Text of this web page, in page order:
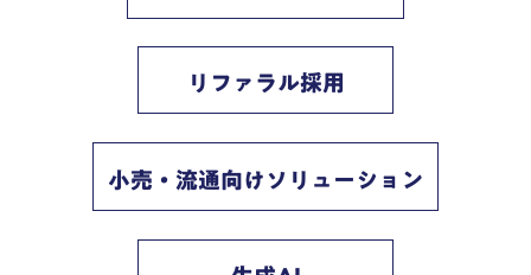
リファラル採用
小売・流通向けソリューション